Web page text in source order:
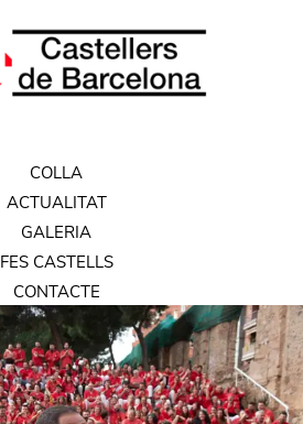
COLLA
ACTUALITAT
GALERIA
FES CASTELLS
CONTACTE